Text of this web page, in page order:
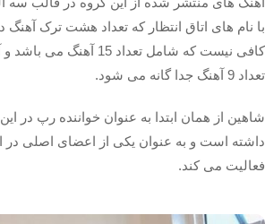
با نام های اتاق انتظار که تعداد هشت ترک آهنگ
کافی نیست که شامل تعداد 15
تعداد 9 آهنگ جدا گانه می شود.
شاهین از همان ابتدا به عنوان خواننده رپ در
داشته است و به عنوان یکی از اعضای اصلی در
فعالیت می کند.